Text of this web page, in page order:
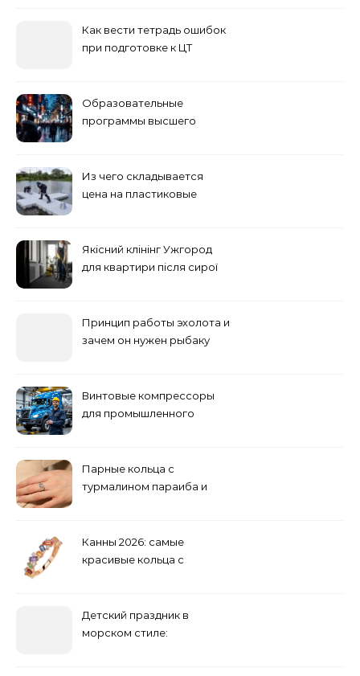
Как вести тетрадь ошибок
при подготовке к ЦТ
Образовательные
программы высшего
Из чего складывается
цена на пластиковые
Якісний клінінг Ужгород
для квартири після сирої
Принцип работы эхолота и
зачем он нужен рыбаку
Винтовые компрессоры
для промышленного
Парные кольца с
турмалином параиба и
Канны 2026: самые
красивые кольца с
Детский праздник в
морском стиле: